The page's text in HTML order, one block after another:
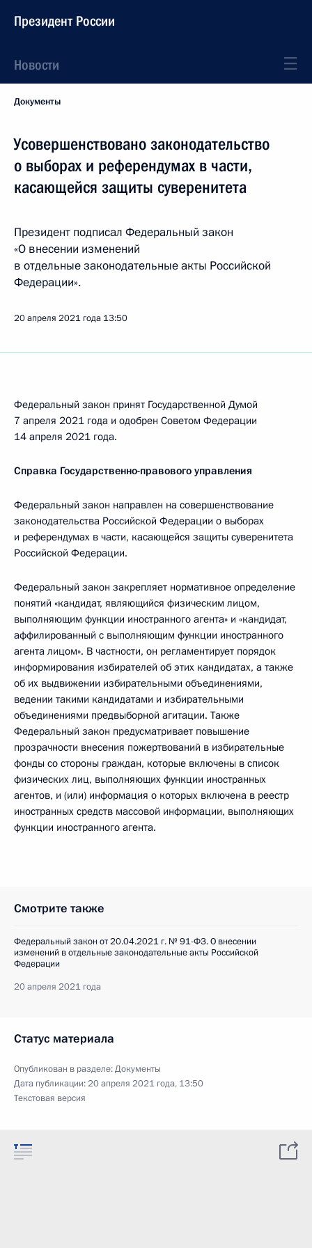
Президент России
Новости
Документы
Усовершенствовано законодательство
о выборах и референдумах в части,
касающейся защиты суверенитета
Президент подписал Федеральный закон
«О внесении изменений
в отдельные законодательные акты Российской
Федерации».
20 апреля 2021 года 13:50
Федеральный закон принят Государственной Думой
7 апреля 2021 года и одобрен Советом Федерации
14 апреля 2021 года.
Справка Государственно-правового управления
Федеральный закон направлен на совершенствование
законодательства Российской Федерации о выборах
и референдумах в части, касающейся защиты суверенитета
Российской Федерации.
Федеральный закон закрепляет нормативное определение
понятий «кандидат, являющийся физическим лицом,
выполняющим функции иностранного агента» и «кандидат,
аффилированный с выполняющим функции иностранного
агента лицом». В частности, он регламентирует порядок
информирования избирателей об этих кандидатах, а также
об их выдвижении избирательными объединениями,
ведении такими кандидатами и избирательными
объединениями предвыборной агитации. Также
Федеральный закон предусматривает повышение
прозрачности внесения пожертвований в избирательные
фонды со стороны граждан, которые включены в список
физических лиц, выполняющих функции иностранных
агентов, и (или) информация о которых включена в реестр
иностранных средств массовой информации, выполняющих
функции иностранного агента.
Смотрите также
Федеральный закон от 20.04.2021 г. № 91-ФЗ. О внесении
изменений в отдельные законодательные акты Российской
Федерации
20 апреля 2021 года
Статус материала
Опубликован в разделе:Документы
Дата публикации:20 апреля 2021 года, 13:50
Текстовая версия